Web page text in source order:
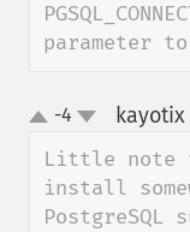
parameter
up-4
Little note
install
PostgreSQL